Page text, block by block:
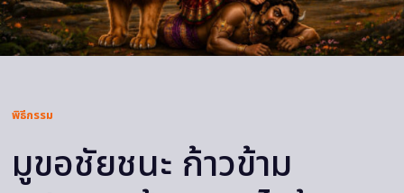
พิธีกรรม
มูขอชัยชนะ ก้าวข้าม